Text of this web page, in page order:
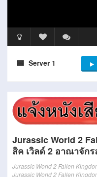
Server 1
Jurassic World 2
สิค เวิลด์ 2 อาณาจัก
Jurassic World 2 Fallen
Jurassic World 2 Fallen